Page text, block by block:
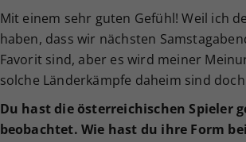
Mit einem sehr guten Gefühl! Weil ich
haben, dass wir nächsten
Favorit sind, aber es wird meiner
solche Länderkämpfe daheim sind
Du hast die österreichischen Spieler
beobachtet. Wie hast du ihre Form